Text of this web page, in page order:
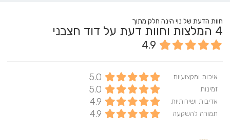
חוות הדעת של נוי הינה חלק מתוך
4 המלצות וחוות דעת על דוד חצבני
4.9
איכות ומקצועיות 5.0
זמינות 5.0
אדיבות ושירותיות 4.9
תמורה להשקעה 4.9